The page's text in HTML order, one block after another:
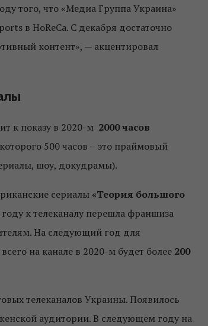
того, что «Медиа Группа Украина»
в HoReCa. С декабря достаточно
контент», — акцентировал
к показу в 2020-м 2000 часов
500 часов – это праймовый
шоу, докудрамы).
сериалы «Теория большого
к телеканалу перешла франшиза
На следующий год для
всего на канале в 2020-м будет более 200
телеканалов Украины. Появилось
аудитории. В следующем году на